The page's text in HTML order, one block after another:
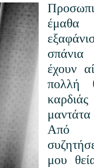
έμαθα
έχουν
πολλή
Από
μου